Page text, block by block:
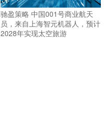
驰盈策略 中国001号商业航天
员，来自上海智元机器人，预计
2028年实现太空旅游